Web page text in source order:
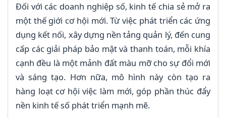
Đối với các doanh nghiệp số, kinh tế chia sẻ mở ra
một thế giới cơ hội mới. Từ việc phát triển các ứng
dụng kết nối, xây dựng nền tảng quản lý, đến cung
cấp các giải pháp bảo mật và thanh toán, mỗi khía
cạnh đều là một mảnh đất màu mỡ cho sự đổi mới
và sáng tạo. Hơn nữa, mô hình này còn tạo ra
hàng loạt cơ hội việc làm mới, góp phần thúc đẩy
nền kinh tế số phát triển mạnh mẽ.